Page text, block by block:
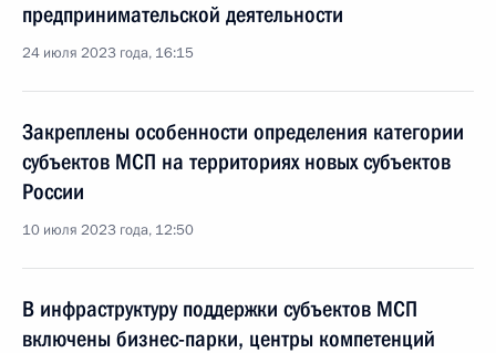
предпринимательской деятельности
24 июля 2023 года, 16:15
Закреплены особенности определения категории
субъектов МСП на территориях новых субъектов
России
10 июля 2023 года, 12:50
В инфраструктуру поддержки субъектов МСП
включены бизнес-парки, центры компетенций